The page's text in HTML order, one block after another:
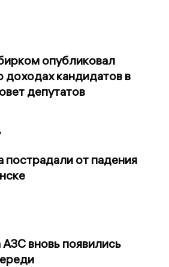
опубликовал
доходах кандидатов в
депутатов
пострадали от падения
вновь появились